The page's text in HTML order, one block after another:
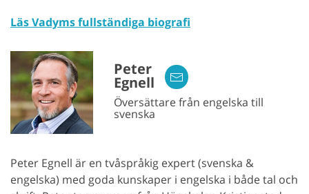
Läs Vadyms fullständiga biografi
Peter
Egnell
Översättare från engelska till
svenska
Peter Egnell är en tvåspråkig expert (svenska &
engelska) med goda kunskaper i engelska i både tal och